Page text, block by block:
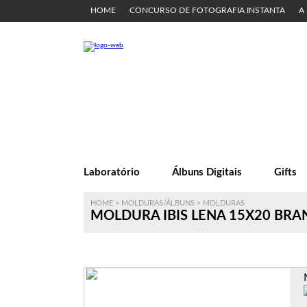
HOME CONCURSO DE FOTOGRAFIA INSTANTA A
Laboratório Álbuns Digitais Gifts
HOME > MOLDURAS/ÁLBUNS > MOLDURAS
MOLDURA IBIS LENA 15X20